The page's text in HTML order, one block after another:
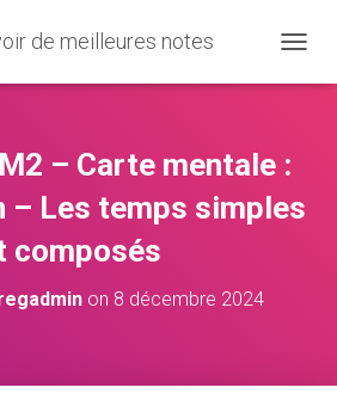
de meilleures notes
U
F
– Carte mentale :
– Les temps simples
composés
on 8 décembre 2024